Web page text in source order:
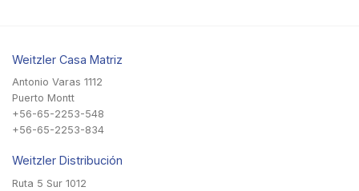
Weitzler Casa Matriz
Antonio Varas 1112
Puerto Montt
+56-65-2253-548
+56-65-2253-834
Weitzler Distribución
Ruta 5 Sur 1012